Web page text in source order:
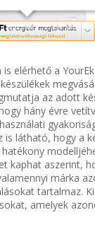
elérhető a
az adott
hány évre
látható, hogy a
kaphat aszerint,
márka
tartalmaz.
amelyek